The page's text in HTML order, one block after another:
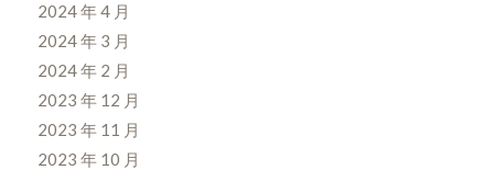
2024 年 4 月
2024 年 3 月
2024 年 2 月
2023 年 12 月
2023 年 11 月
2023 年 10 月